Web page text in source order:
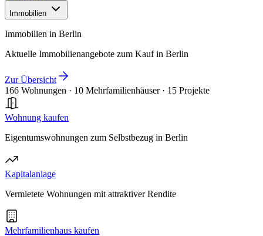
Immobilien
Immobilien in Berlin
Aktuelle Immobilienangebote zum Kauf in Berlin
Zur Übersicht
166 Wohnungen · 10 Mehrfamilienhäuser · 15 Projekte
Wohnung kaufen
Eigentumswohnungen zum Selbstbezug in Berlin
Kapitalanlage
Vermietete Wohnungen mit attraktiver Rendite
Mehrfamilienhaus kaufen